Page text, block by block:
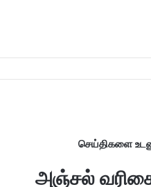
i
செய்திகளை
அஞ்சல்